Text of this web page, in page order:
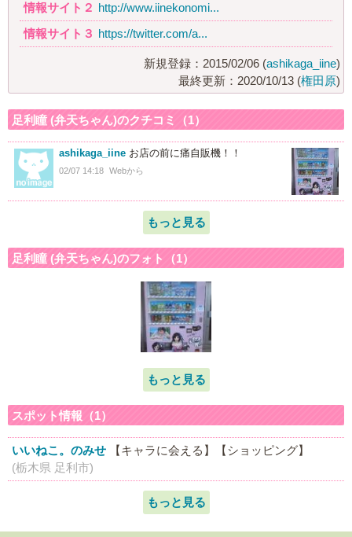
情報サイト２ http://www.iinekonomi...
情報サイト３ https://twitter.com/a...
新規登録：2015/02/06 (ashikaga_iine)
最終更新：2020/10/13 (権田原)
足利瞳 (弁天ちゃん)のクチコミ（1）
ashikaga_iine お店の前に痛自販機！！
02/07 14:18 Webから
もっと見る
足利瞳 (弁天ちゃん)のフォト（1）
もっと見る
スポット情報（1）
いいねこ。のみせ 【キャラに会える】
【ショッピング】
(栃木県 足利市)
もっと見る